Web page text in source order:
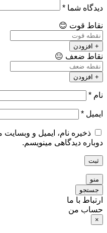
دیدگاه شما *
نقاط قوت 😊
+ افزودن
نقاط ضعف 😐
+ افزودن
نام *
ایمیل *
ذخیره نام، ایمیل و
دوباره دیدگاهی مینویسم.
ثبت
منو
جستجو
ارتباط با ما
حساب من
×